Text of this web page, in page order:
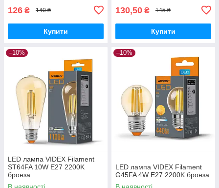
126 ₴ 140 ₴
Купити
130,50 ₴ 145 ₴
Купити
–10%
LED лампа VIDEX Filament
ST64FA 10W E27 2200K
бронза
–10%
LED лампа VIDEX Filament
G45FA 4W E27 2200K бронза